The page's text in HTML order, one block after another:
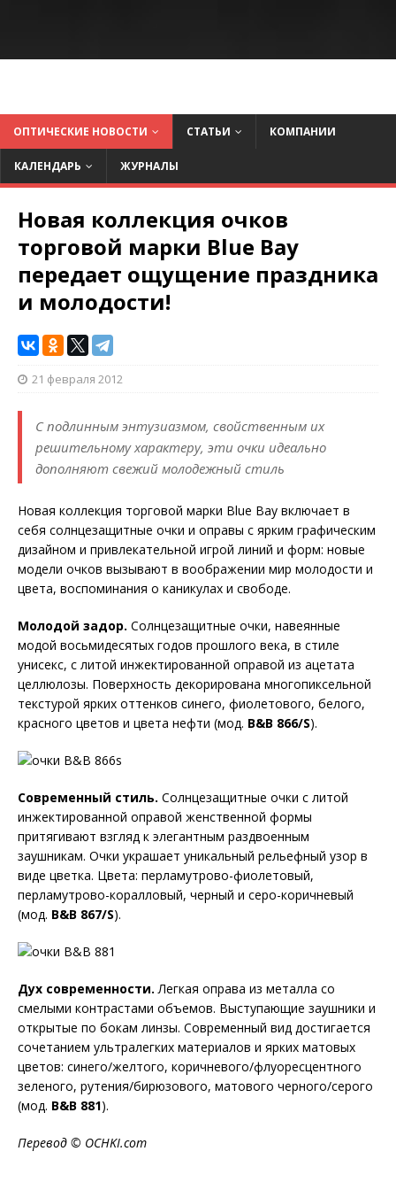
ОПТИЧЕСКИЕ НОВОСТИ СТАТЬИ КОМПАНИИ
КАЛЕНДАРЬ ЖУРНАЛЫ
Новая коллекция очков
торговой марки Blue Bay
передает ощущение праздника
и молодости!
21 февраля 2012
С подлинным энтузиазмом, свойственным их
решительному характеру, эти очки идеально
дополняют свежий молодежный стиль
Новая коллекция торговой марки Blue Bay включает в
себя солнцезащитные очки и оправы с ярким графическим
дизайном и привлекательной игрой линий и форм: новые
модели очков вызывают в воображении мир молодости и
цвета, воспоминания о каникулах и свободе.
Молодой задор. Солнцезащитные очки, навеянные
модой восьмидесятых годов прошлого века, в стиле
унисекс, с литой инжектированной оправой из ацетата
целлюлозы. Поверхность декорирована многопиксельной
текстурой ярких оттенков синего, фиолетового, белого,
красного цветов и цвета нефти (мод. B&B 866/S).
Современный стиль. Солнцезащитные очки с литой
инжектированной оправой женственной формы
притягивают взгляд к элегантным раздвоенным
заушникам. Очки украшает уникальный рельефный узор в
виде цветка. Цвета: перламутрово-фиолетовый,
перламутрово-коралловый, черный и серо-коричневый
(мод. B&B 867/S).
Дух современности. Легкая оправа из металла со
смелыми контрастами объемов. Выступающие заушники и
открытые по бокам линзы. Современный вид достигается
сочетанием ультралегких материалов и ярких матовых
цветов: синего/желтого, коричневого/флуоресцентного
зеленого, рутения/бирюзового, матового черного/серого
(мод. B&B 881).
Перевод © OCHKI.com